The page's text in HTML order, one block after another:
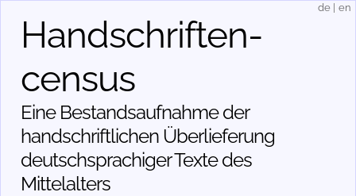
Handschriften­
census
Eine Bestandsaufnahme der
handschriftlichen Über­lieferung
deutschsprachiger Texte des
Mittelalters
de en